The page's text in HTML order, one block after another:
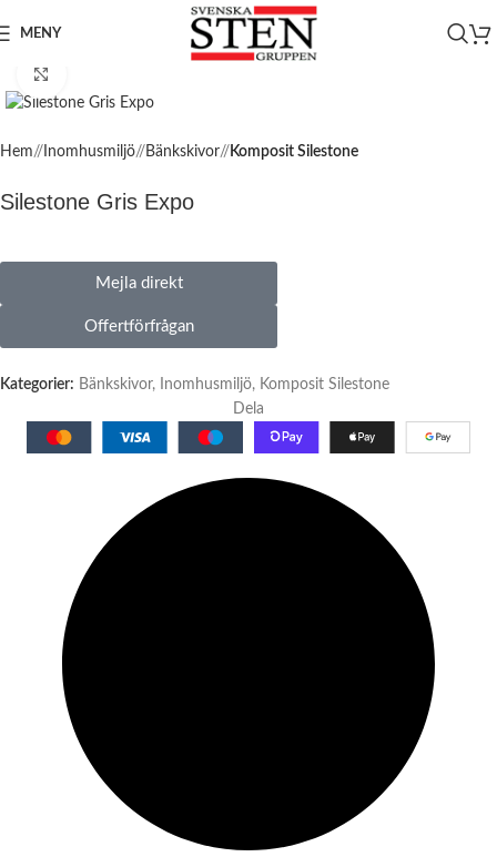
MENY
Hem/ Inomhusmiljö/ Bänkskivor/ Komposit Silestone
Silestone Gris Expo
Mejla direkt
Offertförfrågan
Kategorier: Bänkskivor, Inomhusmiljö, Komposit Silestone
Dela